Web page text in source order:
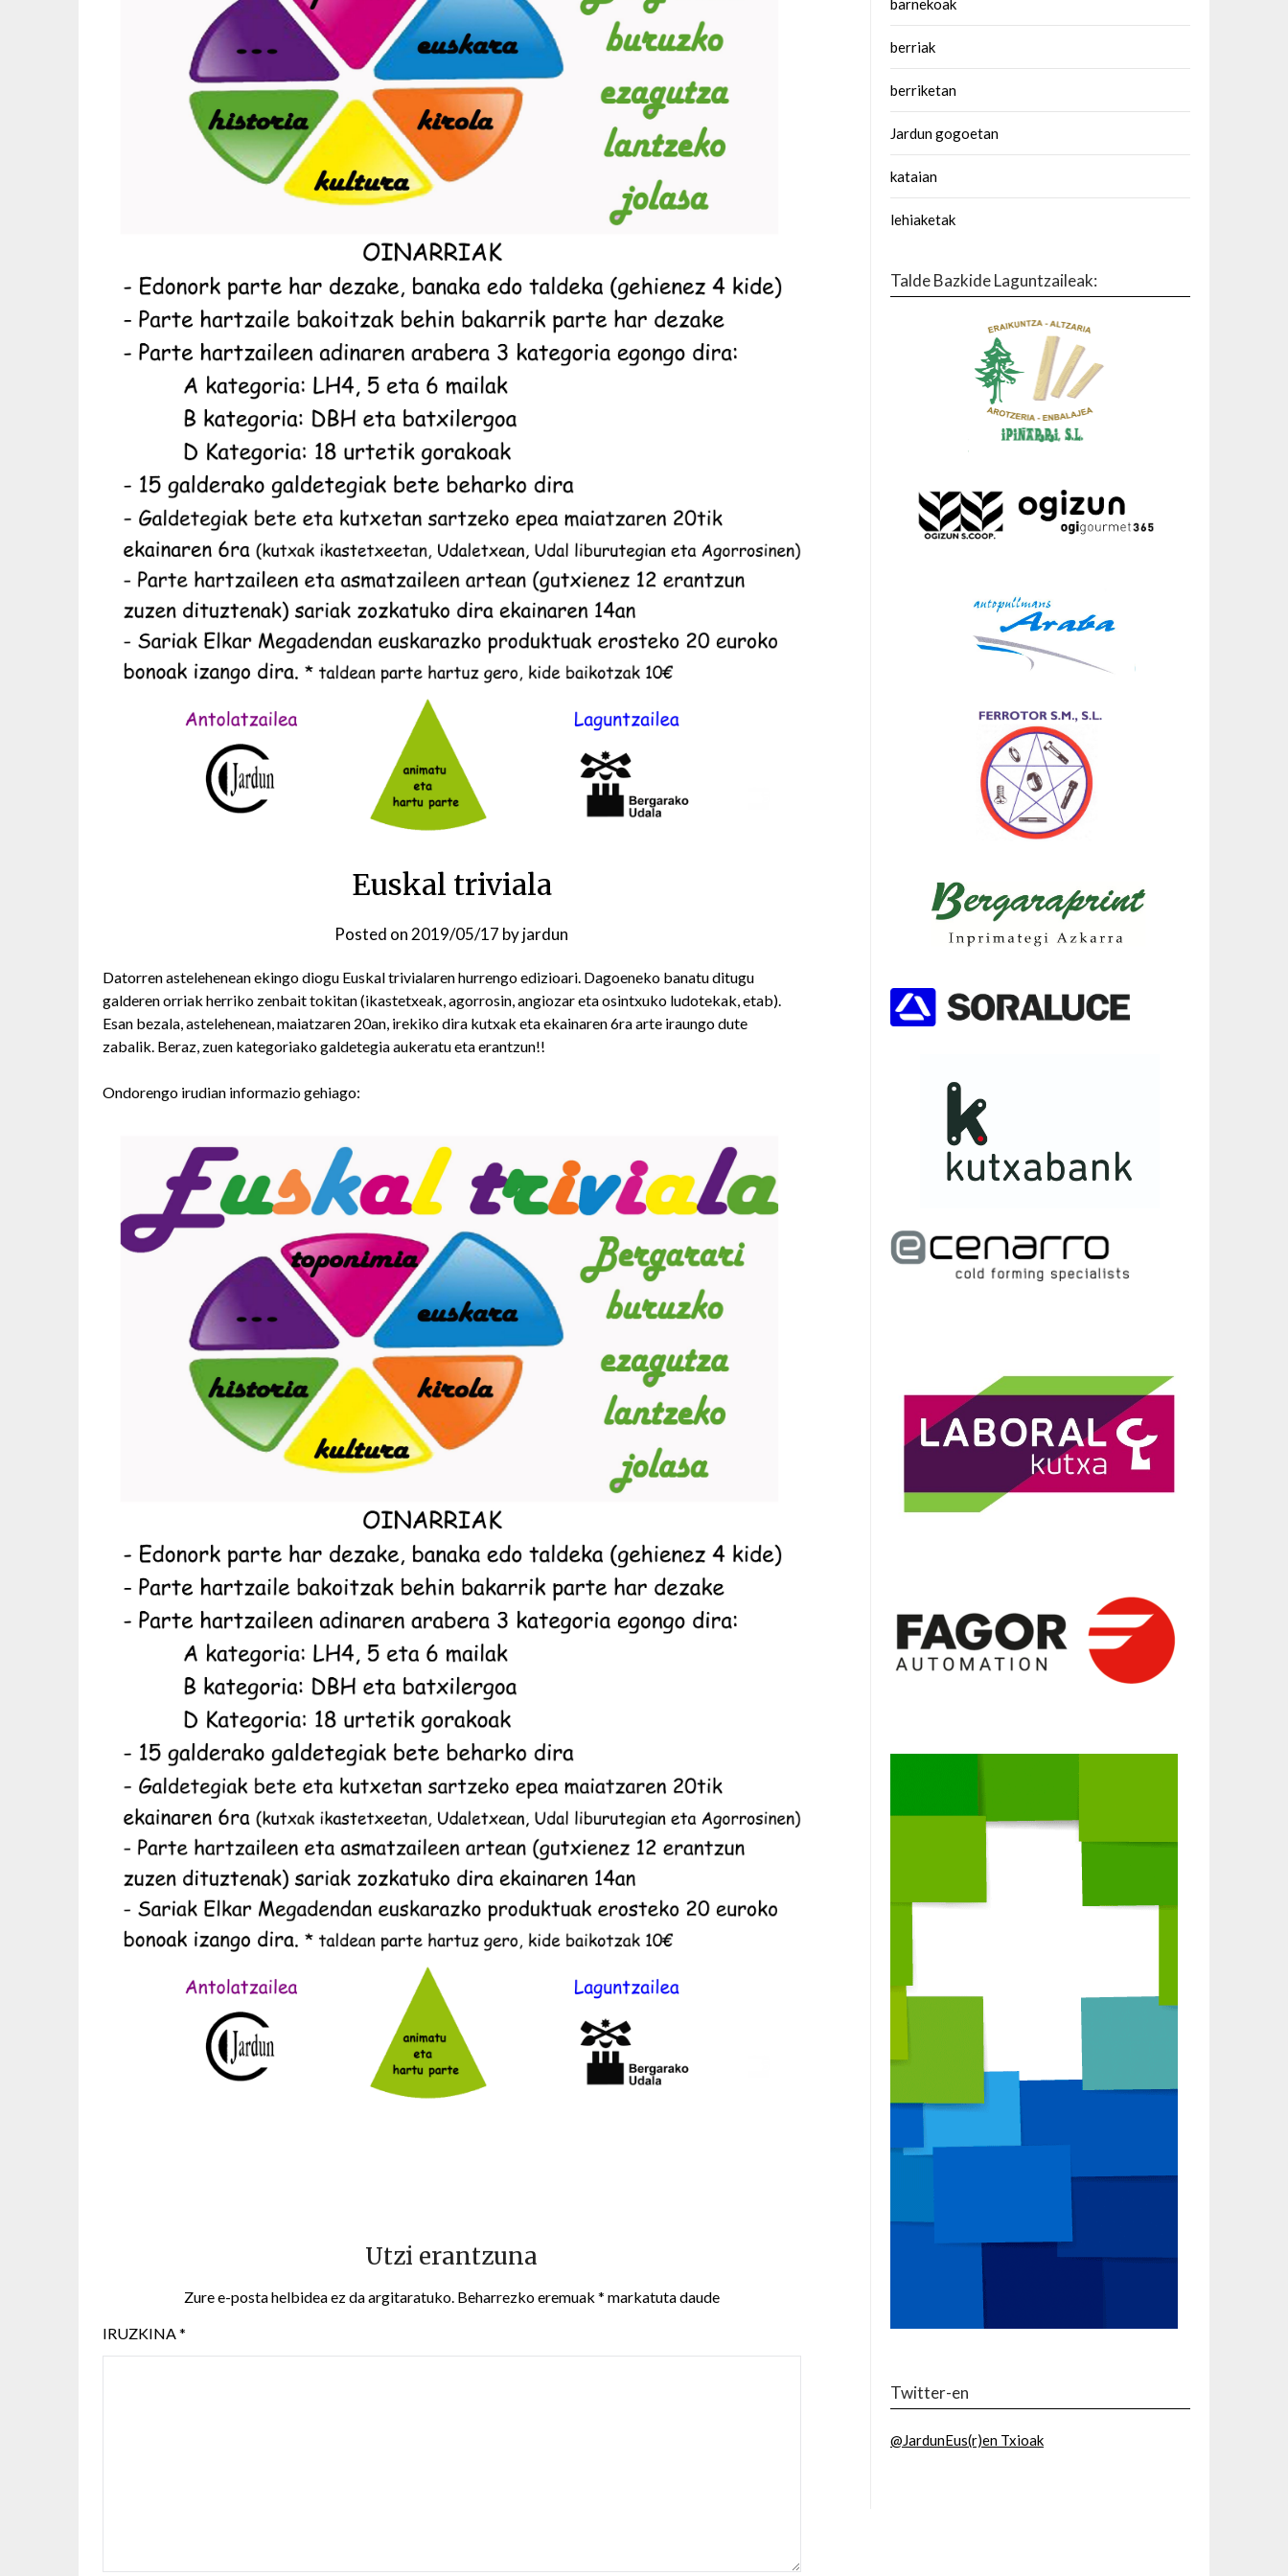
Euskal triviala
Posted on 2019/05/17 byjardun
Datorren astelehenean ekingo diogu Euskal trivialaren hurrengo edizioari. Dagoeneko banatu ditugu
galderen orriak herriko zenbait tokitan (ikastetxeak, agorrosin, angiozar eta osintxuko ludotekak, etab).
Esan bezala, astelehenean, maiatzaren 20an, irekiko dira kutxak eta ekainaren 6ra arte iraungo dute
zabalik. Beraz, zuen kategoriako galdetegia aukeratu eta erantzun!!
Ondorengo irudian informazio gehiago:
Utzi erantzuna
Zure e-posta helbidea ez da argitaratuko. Beharrezko eremuak * markatuta daude
IRUZKINA*
barnekoak
berriak
berriketan
Jardun gogoetan
kataian
lehiaketak
Talde Bazkide Laguntzaileak:
Twitter-en
@JardunEus(r)en Txioak